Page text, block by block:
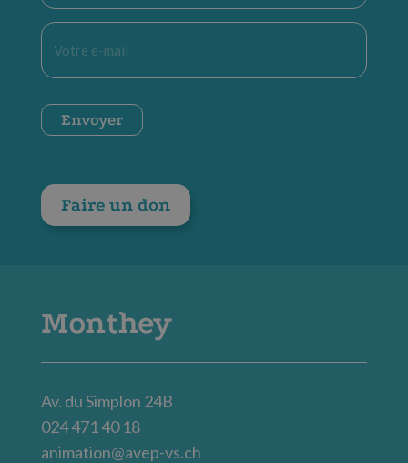
E-
mail
CAPTCHA
Envoyer
Faire un don
Monthey
Av. du Simplon 24B
024 471 40 18
animation@avep-vs.ch